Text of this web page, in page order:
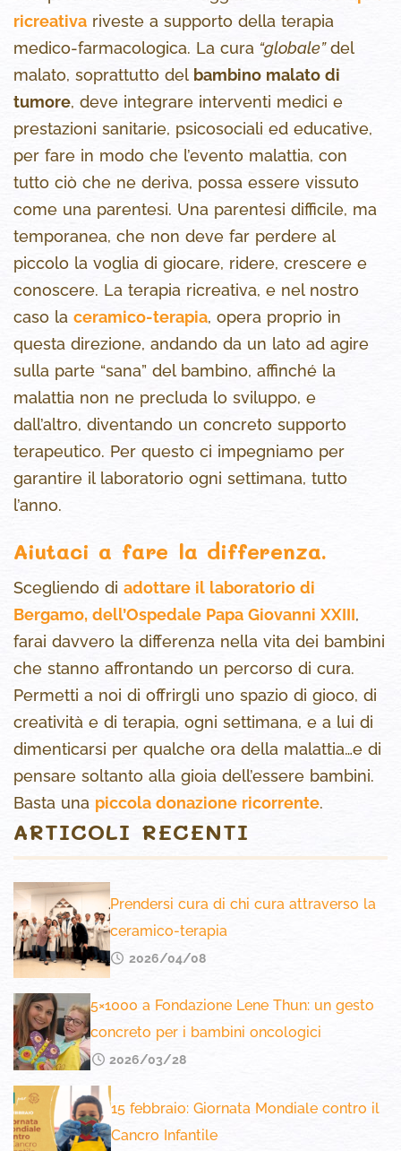
ricreativa riveste a supporto della terapia
medico-farmacologica. La cura “globale”del
malato, soprattutto del bambino malato di
tumore, deve integrare interventi medici e
prestazioni sanitarie, psicosociali ed educative,
per fare in modo che l’evento malattia, con
tutto ciò che ne deriva, possa essere vissuto
come una parentesi. Una parentesi difficile, ma
temporanea, che non deve far perdere al
piccolo la voglia di giocare, ridere, crescere e
conoscere. La terapia ricreativa, e nel nostro
caso la ceramico-terapia, opera proprio in
questa direzione, andando da un lato ad agire
sulla parte “sana” del bambino, affinché la
malattia non ne precluda lo sviluppo, e
dall’altro, diventando un concreto supporto
terapeutico. Per questo ci impegniamo per
garantire il laboratorio ogni settimana, tutto
l’anno.
Aiutaci a fare la differenza.
Scegliendo di adottare il laboratorio di
Bergamo, dell’Ospedale Papa Giovanni XXIII,
farai davvero la differenza nella vita dei bambini
che stanno affrontando un percorso di cura.
Permetti a noi di offrirgli uno spazio di gioco, di
creatività e di terapia, ogni settimana, e a lui di
dimenticarsi per qualche ora della malattia…e di
pensare soltanto alla gioia dell’essere bambini.
Basta una piccola donazione ricorrente.
ARTICOLI RECENTI
Prendersi cura di chi cura attraverso la
ceramico-terapia
2026/04/08
5×1000 a Fondazione Lene Thun: un gesto
concreto per i bambini oncologici
2026/03/28
15 febbraio: Giornata Mondiale contro il
Cancro Infantile